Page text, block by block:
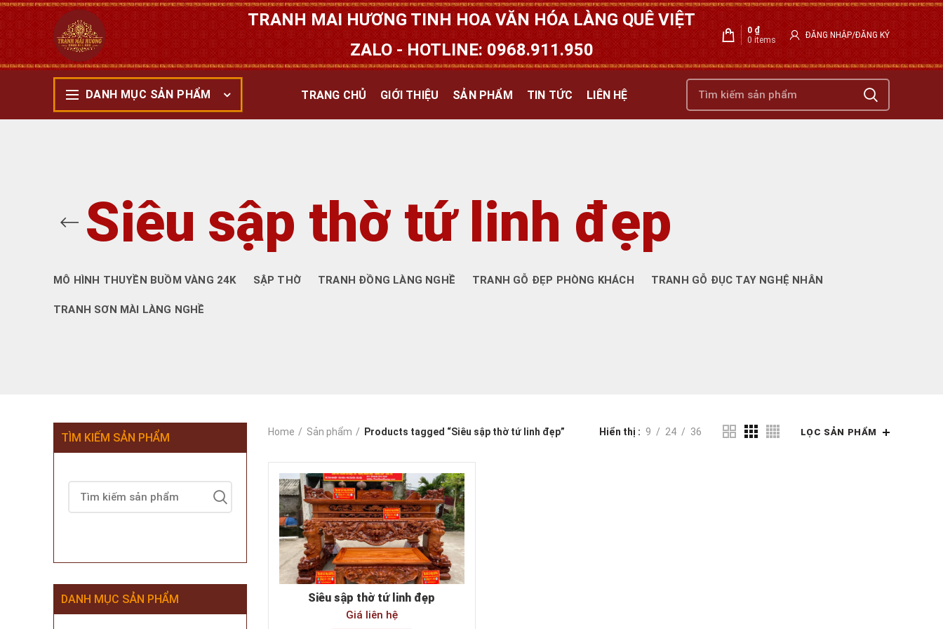
TRANH MAI HƯƠNG TINH HOA VĂN HÓA LÀNG QUÊ VIỆT
ZALO - HOTLINE: 0968.911.950
0 items
0 ₫ ĐĂNG NHẬP/ĐĂNG KÝ
DANH MỤC SẢN PHẨM TRANG CHỦ GIỚI THIỆU SẢN PHẨM TIN TỨC LIÊN HỆ
Siêu sập thờ tứ linh đẹp
MÔ HÌNH THUYỀN BUỒM VÀNG 24K SẬP THỜ TRANH ĐỒNG LÀNG NGHỀ TRANH GỖ ĐẸP PHÒNG KHÁCH TRANH GỖ ĐỤC TAY NGHỆ NHÂN
TRANH SƠN MÀI LÀNG NGHỀ
Home Sản phẩm Products tagged “Siêu sập thờ tứ linh đẹp” Hiển thị 9 24 36 LỌC SẢN PHẨM
Siêu sập thờ tứ linh đẹp
Giá liên hệ
TÌM KIẾM SẢN PHẨM
DANH MỤC SẢN PHẨM